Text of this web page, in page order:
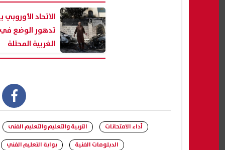
الاتحاد
تدهور الوضع
الغربية المحتلة
أداء الامتحانات التربية والتعليم والتعليم الفنى
الدبلومات الفنية
بوابة التعليم الفني